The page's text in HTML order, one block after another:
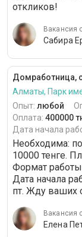
откликов!
Вакансия
Сабира
Домработница,
Алматы, Парк
Опыт: любой
Оплата: 400000
Дата начала
Необходима:
10000 тенге.
Формат
Дата начала
пт. Жду ваших
Вакансия
Елена